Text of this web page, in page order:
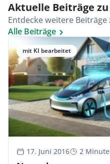
Aktuelle Beiträge
Entdecke weitere Beiträge
Alle Beiträge
mit KI bearbeitet
17. Juni 2016 2